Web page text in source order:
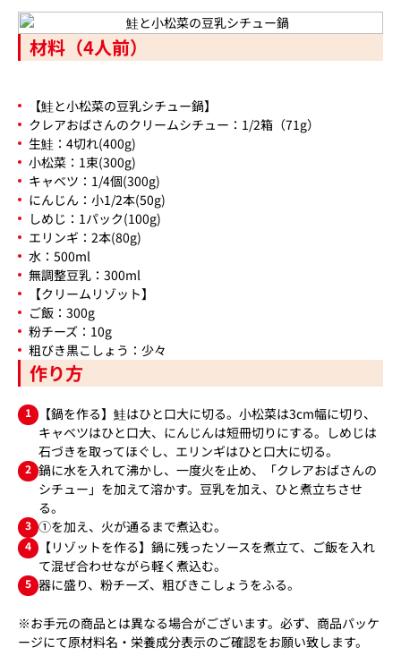
材料（4人前）
【鮭と小松菜の豆乳シチュー鍋】
クレアおばさんのクリームシチュー：1/2箱（71g）
生鮭：4切れ(400g)
小松菜：1束(300g)
キャベツ：1/4個(300g)
にんじん：小1/2本(50g)
しめじ：1パック(100g)
エリンギ：2本(80g)
水：500ml
無調整豆乳：300ml
【クリームリゾット】
ご飯：300g
粉チーズ：10g
粗びき黒こしょう：少々
作り方
1
【鍋を作る】鮭はひと口大に切る。小松菜は3cm幅に切り、
キャベツはひと口大、にんじんは短冊切りにする。しめじは
石づきを取ってほぐし、エリンギはひと口大に切る。
2 鍋に水を入れて沸かし、一度火を止め、「クレアおばさんの
シチュー」を加えて溶かす。豆乳を加え、ひと煮立ちさせ
る。
3 ①を加え、火が通るまで煮込む。
4
【リゾットを作る】鍋に残ったソースを煮立て、ご飯を入れ
て混ぜ合わせながら軽く煮込む。
5 器に盛り、粉チーズ、粗びきこしょうをふる。
※お手元の商品とは異なる場合がございます。必ず、商品パッケ
ージにて原材料名・栄養成分表示のご確認をお願い致します。